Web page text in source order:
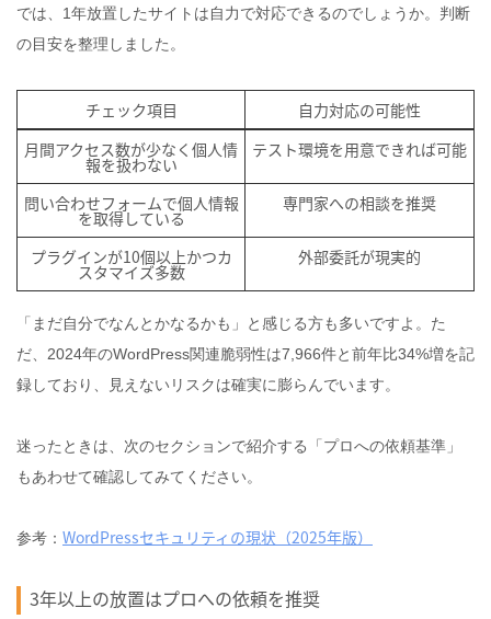
では、1年放置したサイトは自力で対応できるのでしょうか。判断
の目安を整理しました。
チェック項目
自力対応の可能性
月間アクセス数が少なく個人情
報を扱わない
テスト環境を用意できれば可能
問い合わせフォームで個人情報
を取得している
専門家への相談を推奨
プラグインが10個以上かつカ
スタマイズ多数
外部委託が現実的
「まだ自分でなんとかなるかも」と感じる方も多いですよ。た
だ、2024年のWordPress関連脆弱性は7,966件と前年比34%増を記
録しており、見えないリスクは確実に膨らんでいます。
迷ったときは、次のセクションで紹介する「プロへの依頼基準」
もあわせて確認してみてください。
参考： WordPressセキュリティの現状（2025年版）
3年以上の放置はプロへの依頼を推奨